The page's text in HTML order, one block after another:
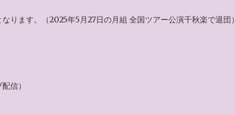
ります。（2025年5月27日の月組 全国ツアー公演千秋楽で退団）
信）